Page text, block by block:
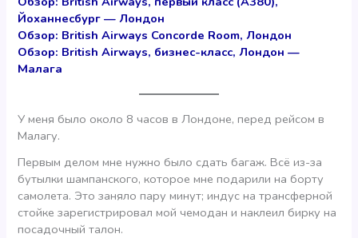
Йоханнесбург — Лондон
Обзор: British Airways Concorde Room, Лондон
Обзор: British Airways, бизнес-класс, Лондон —
Малага
У меня было около 8 часов в Лондоне, перед рейсом в
Малагу.
Первым делом мне нужно было сдать багаж. Всё из-за
бутылки шампанского, которое мне подарили на борту
самолета. Это заняло пару минут; индус на трансферной
стойке зарегистрировал мой чемодан и наклеил бирку на
посадочный талон.